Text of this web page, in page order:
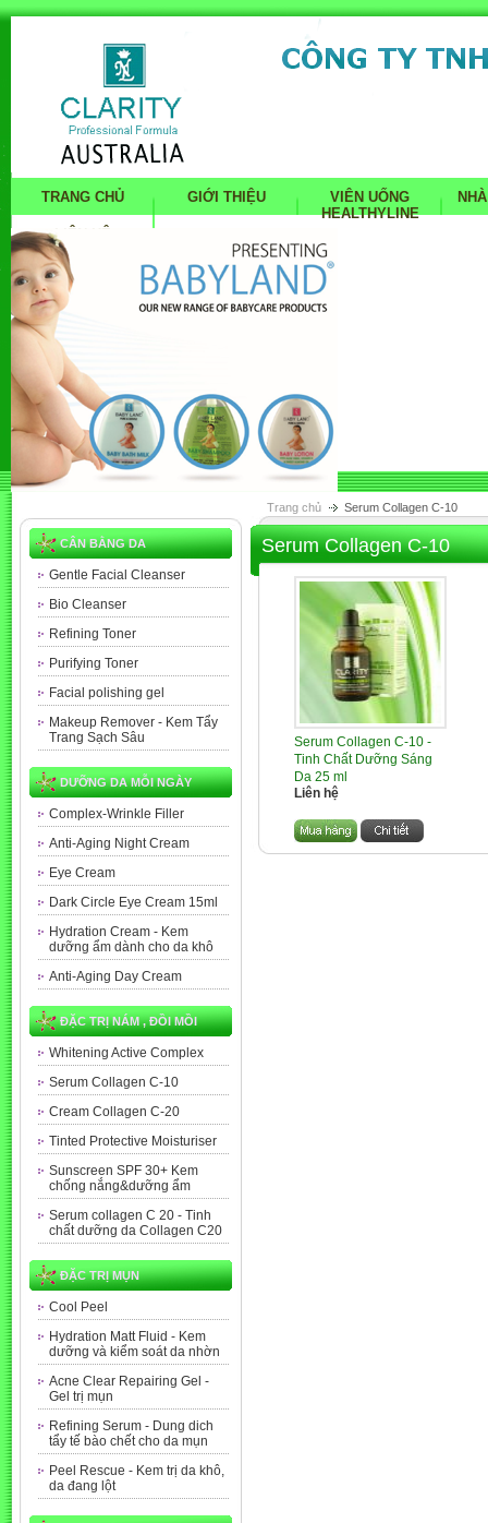
TRANG CHỦ GIỚI THIỆU
VIÊN UỐNG
HEALTHYLINE
LIÊN HỆ
CÂN BẰNG DA
Gentle Facial Cleanser
Bio Cleanser
Refining Toner
Purifying Toner
Facial polishing gel
Makeup Remover - Kem Tẩy
Trang Sạch Sâu
DƯỠNG DA MỖI NGÀY
Complex-Wrinkle Filler
Anti-Aging Night Cream
Eye Cream
Dark Circle Eye Cream 15ml
Hydration Cream - Kem
dưỡng ẩm dành cho da khô
Anti-Aging Day Cream
ĐẶC TRỊ NÁM , ĐỒI MỒI
Whitening Active Complex
Serum Collagen C-10
Cream Collagen C-20
Tinted Protective Moisturiser
Sunscreen SPF 30+ Kem
chống nắng&dưỡng ẩm
Serum collagen C 20 - Tinh
chất dưỡng da Collagen C20
ĐẶC TRỊ MỤN
Cool Peel
Hydration Matt Fluid - Kem
dưỡng và kiểm soát da nhờn
Acne Clear Repairing Gel -
Gel trị mụn
Refining Serum - Dung dich
tẩy tế bào chết cho da mụn
Peel Rescue - Kem trị da khô,
da đang lột
Trang chủ Serum Collagen C-10
Serum Collagen C-10
Serum Collagen C-10 -
Tinh Chất Dưỡng Sáng
Da 25 ml
Liên hệ